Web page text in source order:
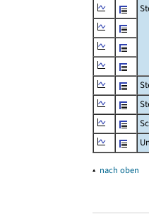
▴ nach oben